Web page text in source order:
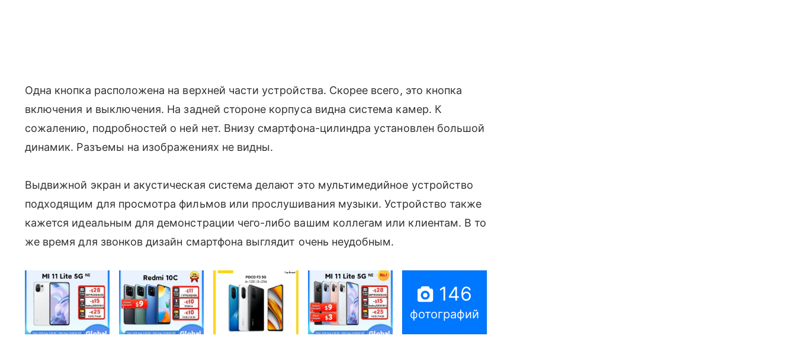
Одна кнопка расположена на верхней части устройства. Скорее всего, это кнопка
включения и выключения. На задней стороне корпуса видна система камер. К
сожалению, подробностей о ней нет. Внизу смартфона-цилиндра установлен большой
динамик. Разъемы на изображениях не видны.
Выдвижной экран и акустическая система делают это мультимедийное устройство
подходящим для просмотра фильмов или прослушивания музыки. Устройство также
кажется идеальным для демонстрации чего-либо вашим коллегам или клиентам. В то
же время для звонков дизайн смартфона выглядит очень неудобным.
146
фотографий